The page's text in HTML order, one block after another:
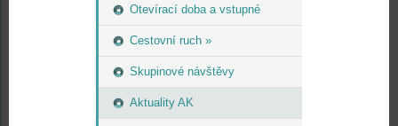
Otevírací doba a vstupné
Cestovní ruch »
Skupinové návštěvy
Aktuality AK